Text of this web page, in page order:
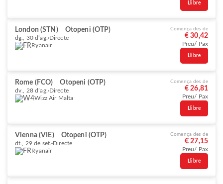
Llibre
London (STN) Otopeni (OTP)
dg., 30 d’ag. Directe
Ryanair
Comença des de
€ 30,42
Preu/ Pax
Llibre
Rome (FCO) Otopeni (OTP)
dv., 28 d’ag. Directe
Wizz Air Malta
Comença des de
€ 26,81
Preu/ Pax
Llibre
Vienna (VIE) Otopeni (OTP)
dt., 29 de set. Directe
Ryanair
Comença des de
€ 27,15
Preu/ Pax
Llibre